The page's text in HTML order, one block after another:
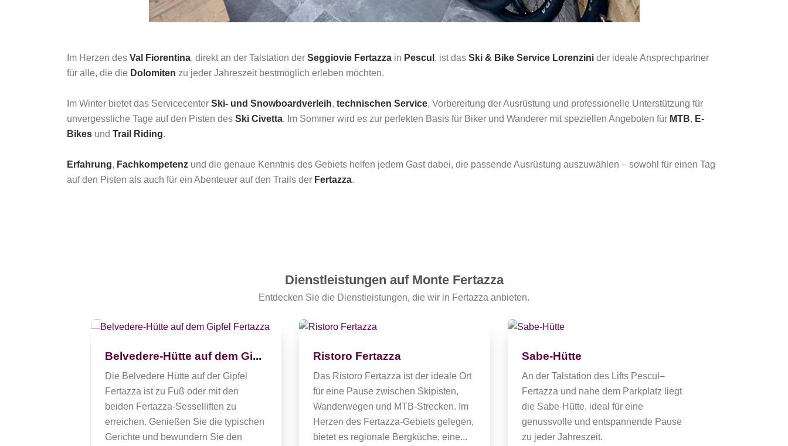
Im Herzen des Val Fiorentina, direkt an der Talstation der Seggiovie Fertazza in Pescul , ist das Ski & Bike Service Lorenzini der ideale Ansprechpartner
für alle, die die Dolomiten zu jeder Jahreszeit bestmöglich erleben möchten.
Im Winter bietet das Servicecenter Ski- und Snowboardverleih, technischen Service, Vorbereitung der Ausrüstung und professionelle Unterstützung für
unvergessliche Tage auf den Pisten des Ski Civetta. Im Sommer wird es zur perfekten Basis für Biker und Wanderer mit speziellen Angeboten für MTB, E-
Bikes und Trail Riding.
Erfahrung, Fachkompetenz und die genaue Kenntnis des Gebiets helfen jedem Gast dabei, die passende Ausrüstung auszuwählen – sowohl für einen Tag
auf den Pisten als auch für ein Abenteuer auf den Trails der Fertazza.
Dienstleistungen auf Monte Fertazza
Entdecken Sie die Dienstleistungen, die wir in Fertazza anbieten.
Belvedere-Hütte auf dem Gi...
Die Belvedere Hütte auf der Gipfel
Fertazza ist zu Fuß oder mit den
beiden Fertazza-Sesselliften zu
erreichen. Genießen Sie die typischen
Gerichte und bewundern Sie den
Ristoro Fertazza
Das Ristoro Fertazza ist der ideale Ort
für eine Pause zwischen Skipisten,
Wanderwegen und MTB-Strecken. Im
Herzen des Fertazza-Gebiets gelegen,
bietet es regionale Bergküche, eine...
Sabe-Hütte
An der Talstation des Lifts Pescul–
Fertazza und nahe dem Parkplatz liegt
die Sabe-Hütte, ideal für eine
genussvolle und entspannende Pause
zu jeder Jahreszeit.